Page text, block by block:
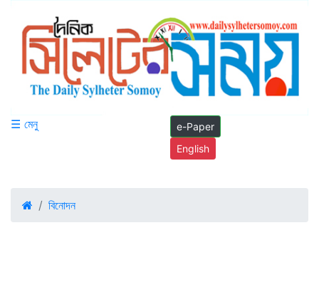
☰ মেনু
e-Paper
English
বিনোদন